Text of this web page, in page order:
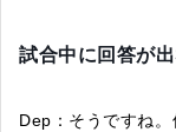
試合中に回答が
Dep：そうですね